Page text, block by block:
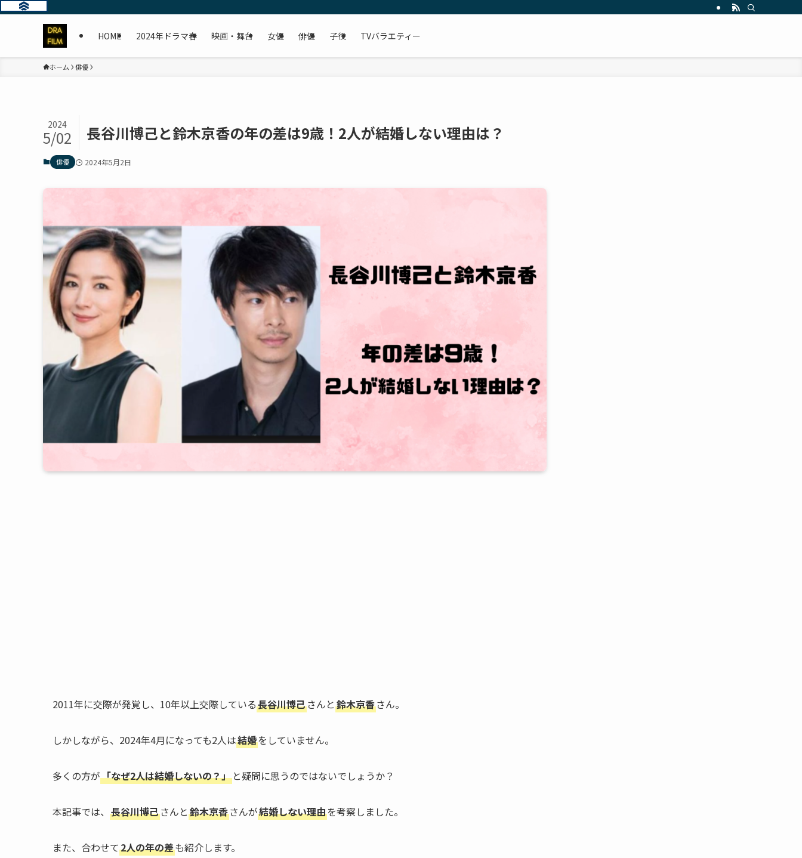
HOME 2024年ドラマ春 映画・舞台 女優 俳優 子役 TVバラエティー
ホーム 俳優
長谷川博己と鈴木京香の年の差は9歳！2人が結婚しない理由は？
2024
5/02
俳優 2024年5月2日
2011年に交際が発覚し、10年以上交際している長谷川博己さんと 鈴木京香さん。
しかしながら、2024年4月になっても2人は結婚をしていません。
多くの方が「なぜ2人は結婚しないの？」 と疑問に思うのではないでしょうか？
本記事では、 長谷川博己さんと 鈴木京香さんが結婚しない理由を考察しました。
また、合わせて2人の年の差も紹介します。